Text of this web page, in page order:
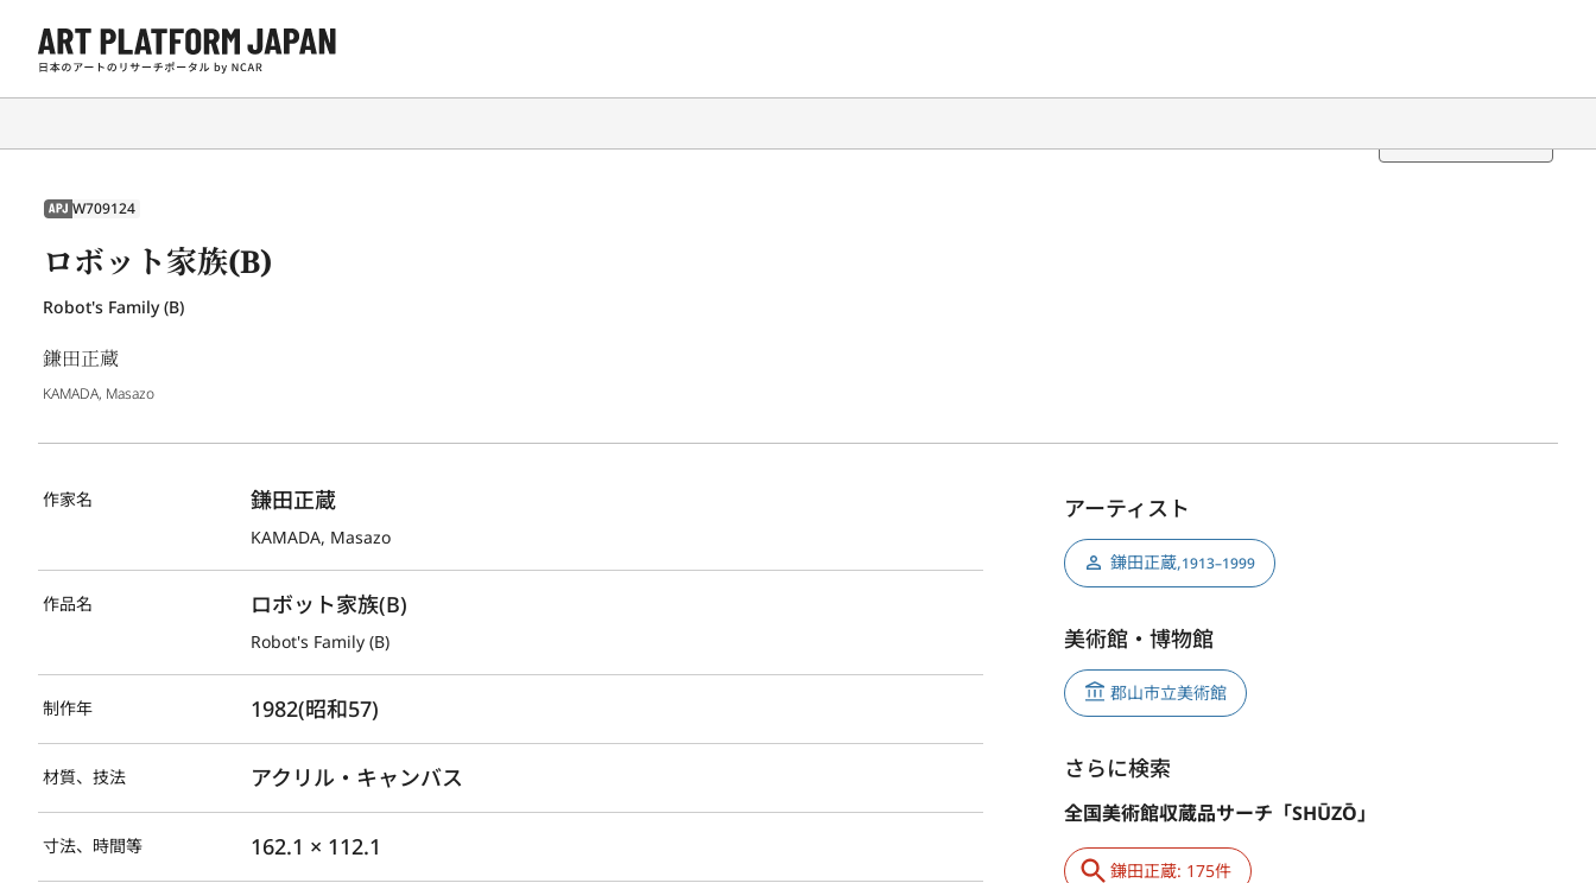
APJ W709124
ロボット家族(B)
Robot's Family (B)
鎌田正蔵
KAMADA, Masazo
作家名 鎌田正蔵
KAMADA, Masazo
作品名 ロボット家族(B)
Robot's Family (B)
制作年 1982(昭和57)
材質、技法 アクリル・キャンバス
寸法、時間等 162.1 × 112.1
アーティスト
鎌田正蔵,1913–1999
美術館・博物館
郡山市立美術館
さらに検索
全国美術館収蔵品サーチ「SHŪZŌ」
鎌田正蔵: 175件